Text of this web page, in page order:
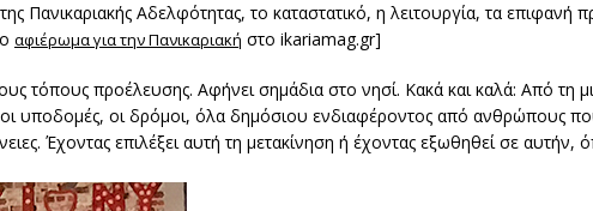
Πανικαριακής Αδελφότητας, το καταστατικό, η λειτουργία, τα επιφανή
αφιέρωμα για την Πανικαριακή στο ikariamag.gr]
τόπους προέλευσης. Αφήνει σημάδια στο νησί. Κακά και καλά: Από τη
οι υποδομές, οι δρόμοι, όλα δημόσιου ενδιαφέροντος από ανθρώπους
Έχοντας επιλέξει αυτή τη μετακίνηση ή έχοντας εξωθηθεί σε αυτήν,